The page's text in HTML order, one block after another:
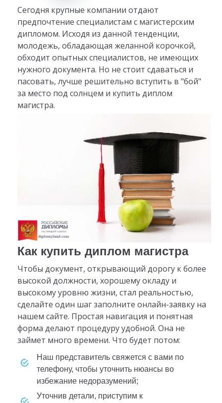
Сегодня крупные компании отдают
предпочтение специалистам с магистерским
дипломом. Исходя из данной тенденции,
молодежь, обладающая желанной корочкой,
обходит опытных специалистов, не имеющих
нужного документа. Но не стоит сдаваться и
пасовать, лучше решительно вступить в "бой"
за место под солнцем и купить диплом
магистра.
Как купить диплом магистра
Чтобы документ, открывающий дорогу к более
высокой должности, хорошему окладу и
высокому уровню жизни, стал реальностью,
сделайте один шаг заполните онлайн-заявку на
нашем сайте. Простая навигация и понятная
форма делают процедуру удобной. Она не
займет много времени. Что будет потом:
Наш представитель свяжется с вами по
телефону, чтобы уточнить нюансы во
избежание недоразумений;
Уточнив детали, приступим к